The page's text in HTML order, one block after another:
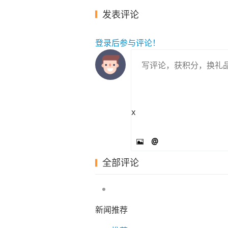
发表评论
登录后参与评论！
x
@
全部评论
新闻推荐